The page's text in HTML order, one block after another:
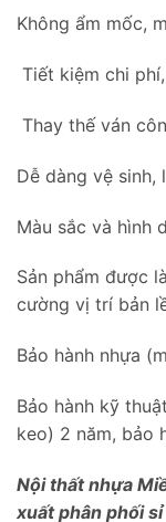
Không ẩm mốc,
Tiết kiệm chi
Thay thế ván
Dễ dàng vệ sinh,
Màu sắc và hình
Sản phẩm được
cường vị trí bản
Bảo hành nhựa
Bảo hành kỹ
keo) 2 năm, bảo
Nội thất nhựa
xuất phân phối